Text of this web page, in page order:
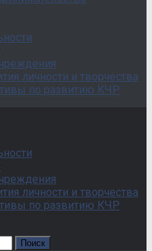
личности и творчества
по развитию КЧР
личности и творчества
по развитию КЧР